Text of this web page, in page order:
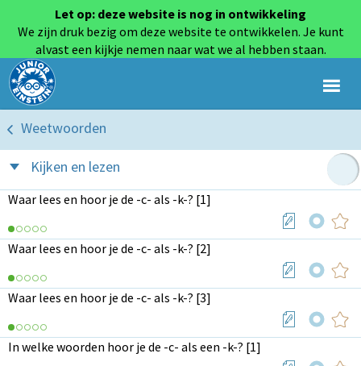
Let op: deze website is nog in ontwikkeling
We zijn druk bezig om deze website te ontwikkelen. Je kunt
alvast een kijkje nemen naar wat we al hebben staan.
Weetwoorden
Kijken en lezen
Waar lees en hoor je de -c- als -k-? [1]
Waar lees en hoor je de -c- als -k-? [2]
Waar lees en hoor je de -c- als -k-? [3]
In welke woorden hoor je de -c- als een -k-? [1]